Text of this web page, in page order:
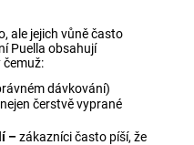
ale jejich vůně často
Puella obsahují
čemuž:
dávkování)
nejen čerstvě vyprané
–zákazníci často píší, že